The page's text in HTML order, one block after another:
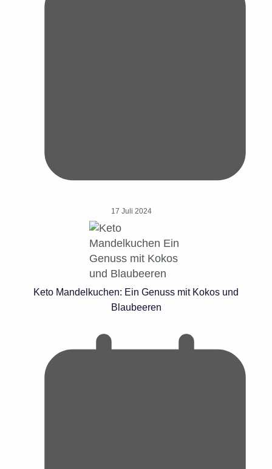
17 Juli 2024
Keto Mandelkuchen: Ein Genuss mit Kokos und
Blaubeeren